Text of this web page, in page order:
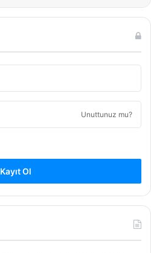
Unuttunuz mu?
Kayıt Ol